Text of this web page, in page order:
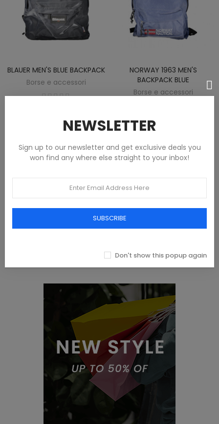
BLAUER MEN'S BLUE BACKPACK
Borse e accessori
NORWAY 1963 MEN'S
BACKPACK BLUE
Borse e accessori
€51.00
Home
Abbigliamento
NEWSLETTER
Sign up to our newsletter and get exclusive deals you
won find any where else straight to your inbox!
SUBSCRIBE
Don't show this popup again